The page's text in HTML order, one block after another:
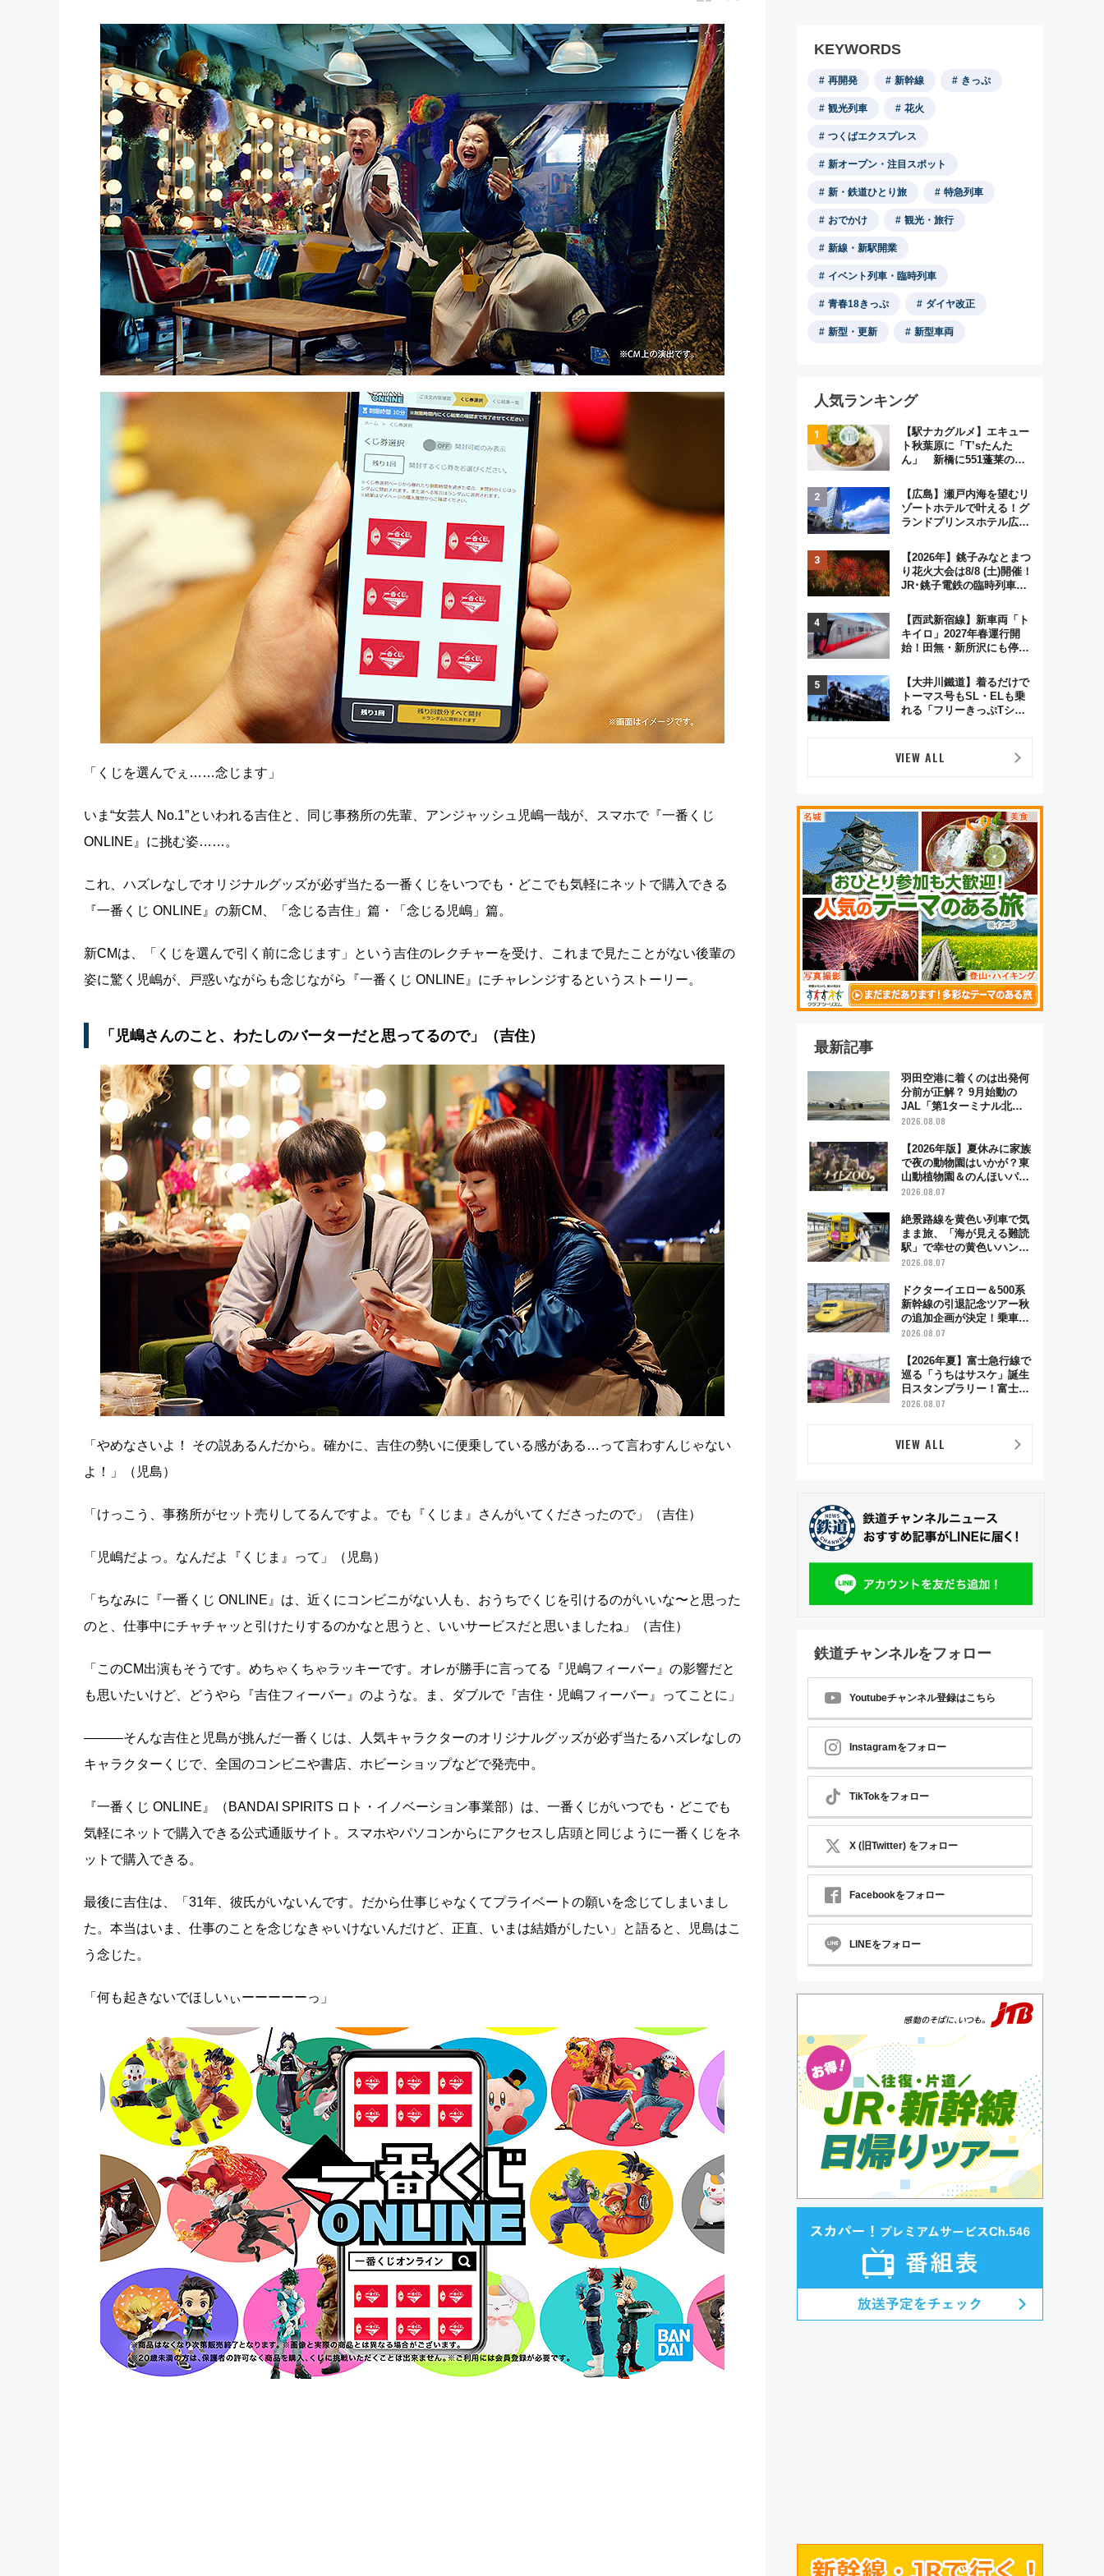
「くじを選んでぇ……念じます」
いま“女芸人 No.1”といわれる吉住と、同じ事務所の先輩、アンジャッシュ児嶋一哉が、スマホで『一番くじ
ONLINE』に挑む姿……。
これ、ハズレなしでオリジナルグッズが必ず当たる一番くじをいつでも・どこでも気軽にネットで購入できる
『一番くじ ONLINE』の新CM、「念じる吉住」篇・「念じる児嶋」篇。
新CMは、「くじを選んで引く前に念じます」という吉住のレクチャーを受け、これまで見たことがない後輩の
姿に驚く児嶋が、戸惑いながらも念じながら『一番くじ ONLINE』にチャレンジするというストーリー。
「児嶋さんのこと、わたしのバーターだと思ってるので」（吉住）
「やめなさいよ！ その説あるんだから。確かに、吉住の勢いに便乗している感がある…って言わすんじゃない
よ！」（児島）
「けっこう、事務所がセット売りしてるんですよ。でも『くじま』さんがいてくださったので」（吉住）
「児嶋だよっ。なんだよ『くじま』って」（児島）
「ちなみに『一番くじ ONLINE』は、近くにコンビニがない人も、おうちでくじを引けるのがいいな〜と思った
のと、仕事中にチャチャッと引けたりするのかなと思うと、いいサービスだと思いましたね」（吉住）
「このCM出演もそうです。めちゃくちゃラッキーです。オレが勝手に言ってる『児嶋フィーバー』の影響だと
も思いたいけど、どうやら『吉住フィーバー』のような。ま、ダブルで『吉住・児嶋フィーバー』ってことに」
―――そんな吉住と児島が挑んだ一番くじは、人気キャラクターのオリジナルグッズが必ず当たるハズレなしの
キャラクターくじで、全国のコンビニや書店、ホビーショップなどで発売中。
『一番くじ ONLINE』（BANDAI SPIRITS ロト・イノベーション事業部）は、一番くじがいつでも・どこでも
気軽にネットで購入できる公式通販サイト。スマホやパソコンからにアクセスし店頭と同じように一番くじをネ
ットで購入できる。
最後に吉住は、「31年、彼氏がいないんです。だから仕事じゃなくてプライベートの願いを念じてしまいまし
た。本当はいま、仕事のことを念じなきゃいけないんだけど、正直、いまは結婚がしたい」と語ると、児島はこ
う念じた。
「何も起きないでほしいぃーーーーーっ」
KEYWORDS
再開発 新幹線 きっぷ
観光列車 花火
つくばエクスプレス
新オープン・注目スポット
新・鉄道ひとり旅 特急列車
おでかけ 観光・旅行
新線・新駅開業
イベント列車・臨時列車
青春18きっぷ ダイヤ改正
新型・更新 新型車両
人気ランキング
【駅ナカグルメ】エキュー
ト秋葉原に「T’sたんた
ん」 新橋に551蓬莱の
オムライス専門店「肉とた
まご」新グルメ続々登場！
【2026年8月】
【広島】瀬戸内海を望むリ
ゾートホテルで叶える！グ
ランドプリンスホテル広島
ジュアルパーティープラン
【2026年】銚子みなとまつ
り花火大会は8/8 (土)開催！
JR･銚子電鉄の臨時列車や
く8,000発の大迫力＆屋台
を満喫
【西武新宿線】新車両「ト
キイロ」2027年春運行開
始！田無・新所沢にも停
弾」も
【大井川鐵道】着るだけで
トーマス号もSL・ELも乗
れる「フリーきっぷTシャ
VIEW ALL
最新記事
羽田空港に着くのは出発何
分前が正解？ 9月始動の
JAL「第1ターミナル北側
サテライト」は徒歩1キロ
点まとめ
2026.08.08
【2026年版】夏休みに家族
で夜の動物園はいかが？東
山動植物園＆のんほいパー
ク「ナイトZOO」開催情報
2026.08.07
絶景路線を黄色い列車で気
まま旅、「海が見える難読
駅」で幸せの黄色いハンカ
チに願いを 「新・鉄道ひ
「島原鉄道」
2026.08.07
ドクターイエロー＆500系
新幹線の引退記念ツアー秋
の追加企画が決定！乗車体
験やグッズ・ホテル情報ま
2026.08.07
【2026年夏】富士急行線で
巡る「うちはサスケ」誕生
日スタンプラリー！富士急
ハイランド限定グルメ＆グ
2026.08.07
VIEW ALL
鉄道チャンネルをフォロー
Youtubeチャンネル登録はこちら
Instagramをフォロー
TikTokをフォロー
X (旧Twitter) をフォロー
Facebookをフォロー
LINEをフォロー